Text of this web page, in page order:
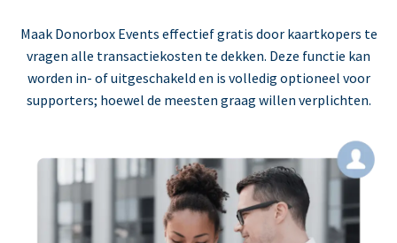
Maak Donorbox Events effectief gratis door kaartkopers te
vragen alle transactiekosten te dekken. Deze functie kan
worden in- of uitgeschakeld en is volledig optioneel voor
supporters; hoewel de meesten graag willen verplichten.